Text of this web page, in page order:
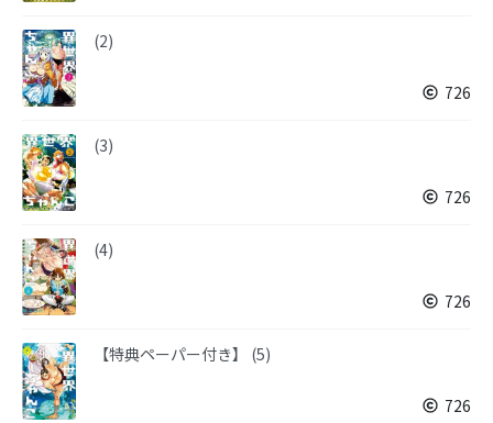
(2)
726
(3)
726
(4)
726
【特典ペーパー付き】 (5)
726